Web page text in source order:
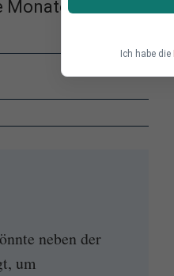
dauern.
neben der
um
Ich habe die